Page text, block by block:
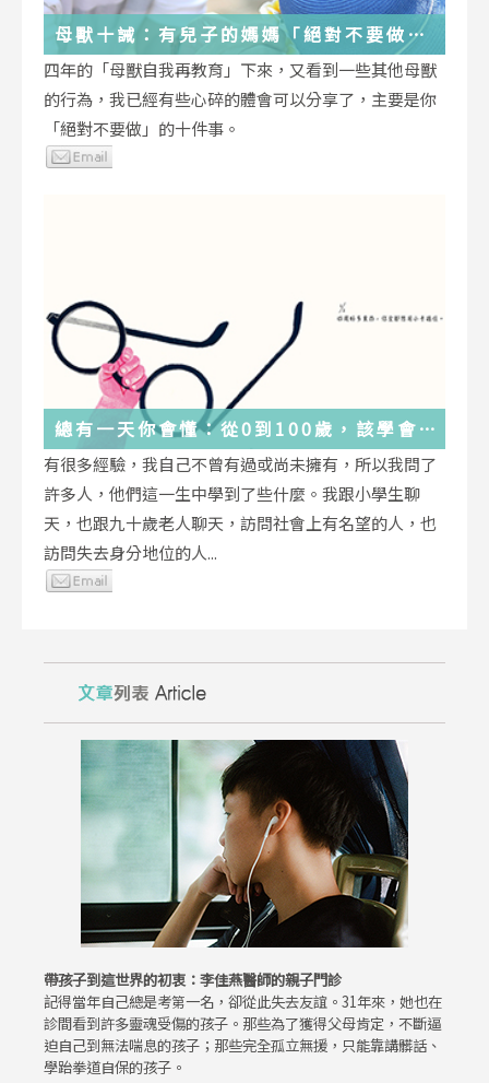
母獸十誡：有兒子的媽媽「絕對不要做」
的十件事
四年的「母獸自我再教育」下來，又看到一些其他母獸
的行為，我已經有些心碎的體會可以分享了，主要是你
「絕對不要做」的十件事。
總有一天你會懂：從0到100歲，該學會
的人生大事，都在這些生活的小事裡了
有很多經驗，我自己不曾有過或尚未擁有，所以我問了
許多人，他們這一生中學到了些什麼。我跟小學生聊
天，也跟九十歲老人聊天，訪問社會上有名望的人，也
訪問失去身分地位的人...
帶孩子到這世界的初衷：李佳燕醫師的親子門診
記得當年自己總是考第一名，卻從此失去友誼。31年來，她也在
診間看到許多靈魂受傷的孩子。那些為了獲得父母肯定，不斷逼
迫自己到無法喘息的孩子；那些完全孤立無援，只能靠講髒話、
學跆拳道自保的孩子。